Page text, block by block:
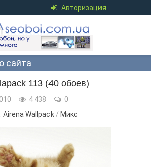
Авторизация
сайта
113 (40 обоев)
4 438
0
Airena Wallpack / Микс